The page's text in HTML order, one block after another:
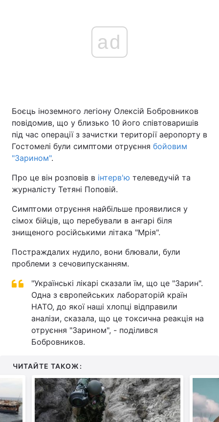
ad
Боєць іноземного легіону Олексій Бобровников
повідомив, що у близько 10 його співтоваришів
під час операції з зачистки території аеропорту в
Гостомелі були симптоми отруєння бойовим
"Зарином".
Про це він розповів в інтерв'ю телеведучій та
журналісту Тетяні Поповій.
Симптоми отруєння найбільше проявилися у
сімох бійців, що перебували в ангарі біля
знищеного російськими літака "Мрія".
Постраждалих нудило, вони блювали, були
проблеми з сечовипусканням.
"Українські лікарі сказали їм, що це "Зарин".
Одна з європейських лабораторій країн
НАТО, до якої наші хлопці відправили
аналізи, сказала, що це токсична реакція на
отруєння "Зарином", - поділився
Бобровников.
ЧИТАЙТЕ ТАКОЖ: